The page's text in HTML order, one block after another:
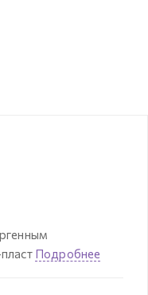
Подробнее